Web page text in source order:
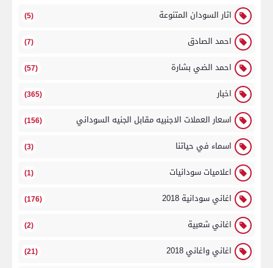
اثار السودان المتنوعة (5)
احمد الصادق (7)
احمد الضي بشارة (57)
اخبار (365)
اسعار العملات الاجنبيه مقابل الجنيه السوداني (156)
اسماء في حياتنا (3)
اعلاميات سودانيات (1)
اغاني سودانية 2018 (176)
اغاني شعبية (2)
اغاني واغاني 2018 (21)